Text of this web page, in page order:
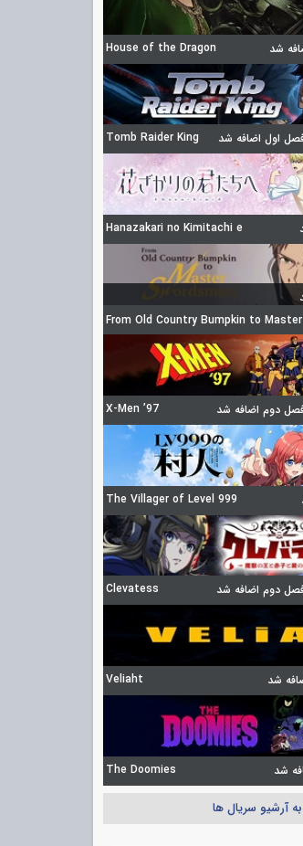
House of the Dragon
Tomb Raider King
Hanazakari no Kimitachi e
From Old Country Bumpkin to
X-Men ’97
The Villager of Level 999
Clevatess
Veliaht
The Doomies
آرشیو سریال ها